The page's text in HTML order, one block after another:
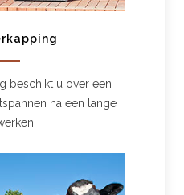
beschikt u over een
na een lange